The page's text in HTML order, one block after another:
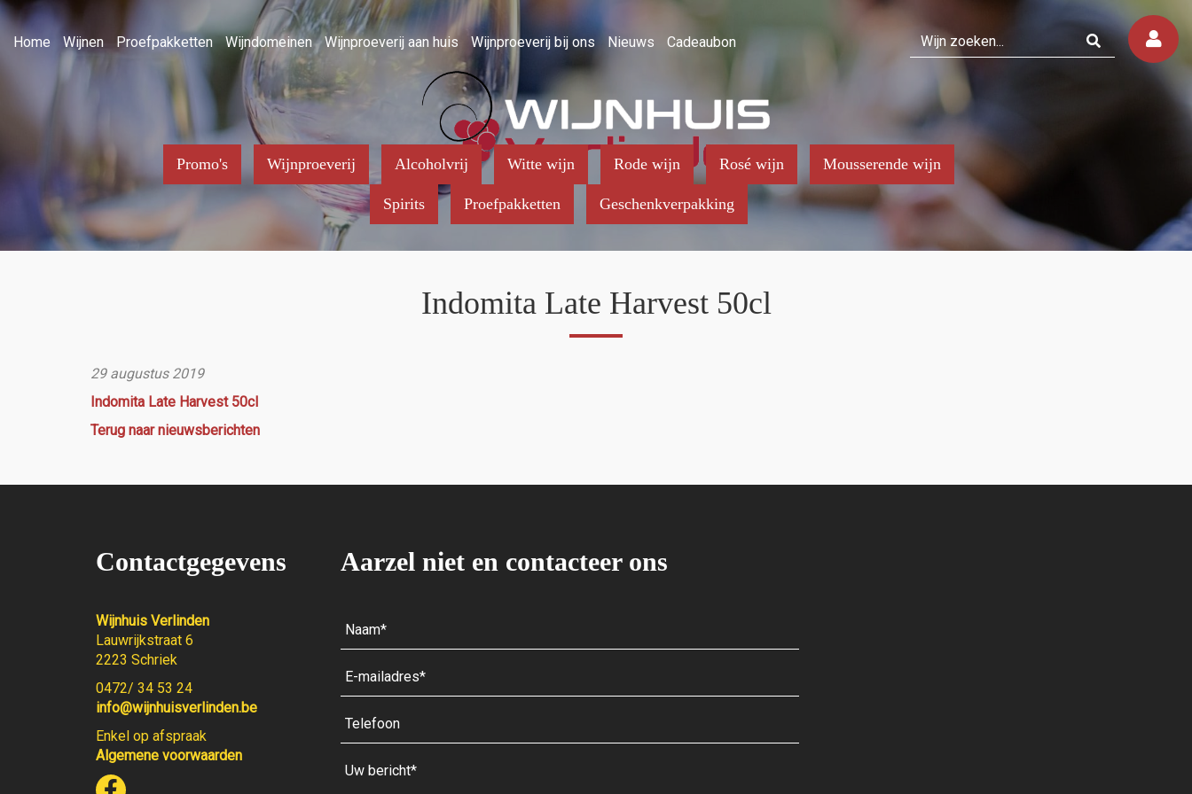
Home Wijnen Proefpakketten Wijndomeinen Wijnproeverij aan huis Wijnproeverij bij ons Nieuws Cadeaubon
Promo's Wijnproeverij Alcoholvrij Witte wijn Rode wijn Rosé wijn Mousserende wijn
Spirits Proefpakketten Geschenkverpakking
Indomita Late Harvest 50cl
29 augustus 2019
Indomita Late Harvest 50cl
Terug naar nieuwsberichten
Contactgegevens
Wijnhuis Verlinden
Lauwrijkstraat 6
2223 Schriek
0472/ 34 53 24
info@wijnhuisverlinden.be
Enkel op afspraak
Algemene voorwaarden
Aarzel niet en contacteer ons